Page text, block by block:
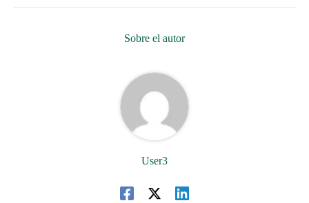
Sobre el autor
User3